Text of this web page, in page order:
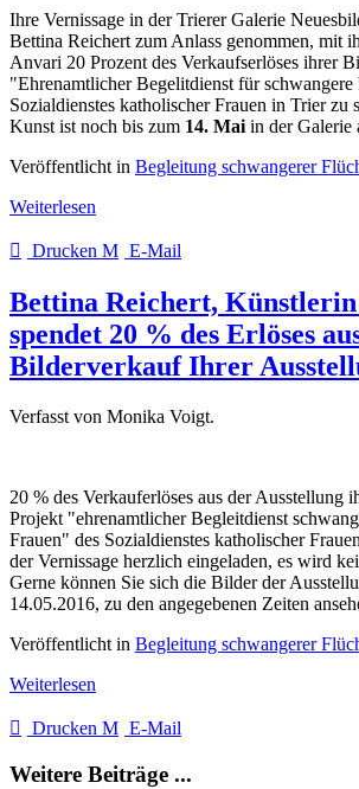
Ihre Vernissage in der Trierer Galerie
Bettina Reichert zum Anlass genommen, mit
Anvari 20 Prozent des Verkaufserlöses ihrer
"Ehrenamtlicher Begelitdienst für
Sozialdienstes katholischer Frauen in Trier zu
Kunst ist noch bis zum 14. Mai in der Galerie
Veröffentlicht in Begleitung schwangerer
Weiterlesen
Drucken E-Mail
Bettina Reichert,
spendet 20 % des Erlöses
Bilderverkauf Ihrer
Verfasst von Monika Voigt.
20 % des Verkauferlöses aus der Ausstellung
Projekt "ehrenamtlicher Begleitdienst
Frauen" des Sozialdienstes katholischer
der Vernissage herzlich eingeladen, es wird
Gerne können Sie sich die Bilder der
14.05.2016, zu den angegebenen Zeiten
Veröffentlicht in Begleitung schwangerer
Weiterlesen
Drucken E-Mail
Weitere Beiträge ...